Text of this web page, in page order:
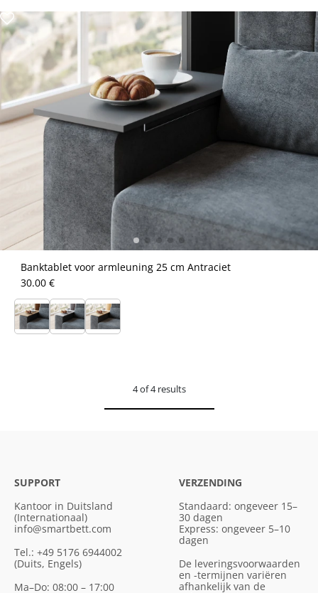
Banktablet voor armleuning 25 cm Antraciet
30.00 €
4 of 4 results
SUPPORT
Kantoor in Duitsland
(Internationaal)
info@smartbett.com
Tel.: +49 5176 6944002
(Duits, Engels)
Ma–Do: 08:00 – 17:00
VERZENDING
Standaard: ongeveer 15–
30 dagen
Express: ongeveer 5–10
dagen
De leveringsvoorwaarden
en -termijnen variëren
afhankelijk van de